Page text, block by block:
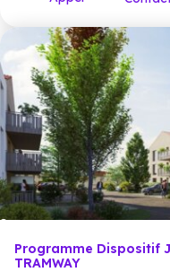
Programme Dispositif
TRAMWAY